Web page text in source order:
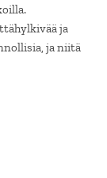
ja
ja niitä